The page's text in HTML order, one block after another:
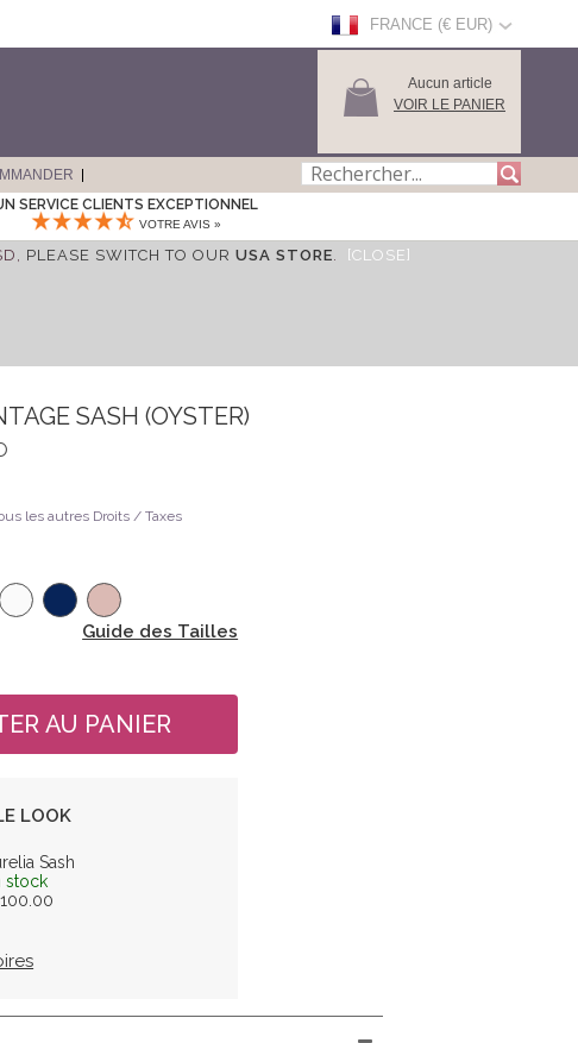
FRANCE (€ EUR)
Aucun article
VOIR LE PANIER
SERVICE CLIENTS EXCEPTIONNEL
VOTRE AVIS »
PLEASE SWITCH TO OUR USA STORE. [CLOSE]
SASH (OYSTER)
les autres Droits / Taxes
Guide des Tailles
LOOK
Sash
stock